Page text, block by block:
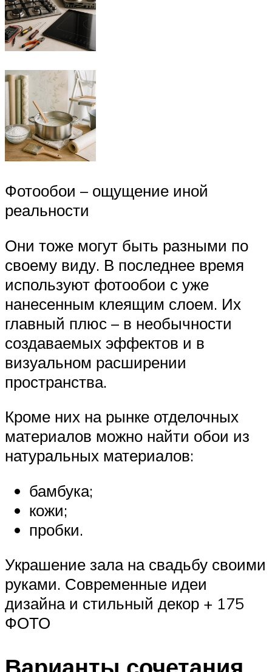
Фотообои – ощущение иной
реальности
Они тоже могут быть разными по
своему виду. В последнее время
используют фотообои с уже
нанесенным клеящим слоем. Их
главный плюс – в необычности
создаваемых эффектов и в
визуальном расширении
пространства.
Кроме них на рынке отделочных
материалов можно найти обои из
натуральных материалов:
бамбука;
кожи;
пробки.
Украшение зала на свадьбу своими
руками. Современные идеи
дизайна и стильный декор + 175
ФОТО